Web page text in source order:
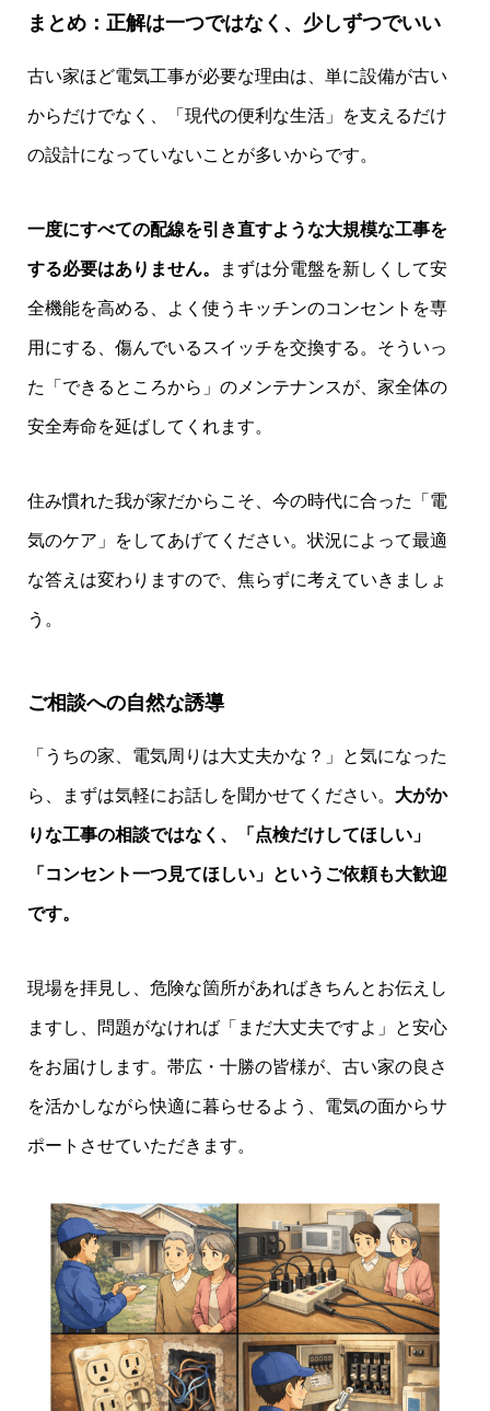
まとめ：正解は一つではなく、少しずつでいい
古い家ほど電気工事が必要な理由は、単に設備が古い
からだけでなく、「現代の便利な生活」を支えるだけ
の設計になっていないことが多いからです。
一度にすべての配線を引き直すような大規模な工事を
する必要はありません。 まずは分電盤を新しくして安
全機能を高める、よく使うキッチンのコンセントを専
用にする、傷んでいるスイッチを交換する。そういっ
た「できるところから」のメンテナンスが、家全体の
安全寿命を延ばしてくれます。
住み慣れた我が家だからこそ、今の時代に合った「電
気のケア」をしてあげてください。状況によって最適
な答えは変わりますので、焦らずに考えていきましょ
う。
ご相談への自然な誘導
「うちの家、電気周りは大丈夫かな？」と気になった
ら、まずは気軽にお話しを聞かせてください。 大がか
りな工事の相談ではなく、「点検だけしてほしい」
「コンセント一つ見てほしい」というご依頼も大歓迎
です。
現場を拝見し、危険な箇所があればきちんとお伝えし
ますし、問題がなければ「まだ大丈夫ですよ」と安心
をお届けします。帯広・十勝の皆様が、古い家の良さ
を活かしながら快適に暮らせるよう、電気の面からサ
ポートさせていただきます。